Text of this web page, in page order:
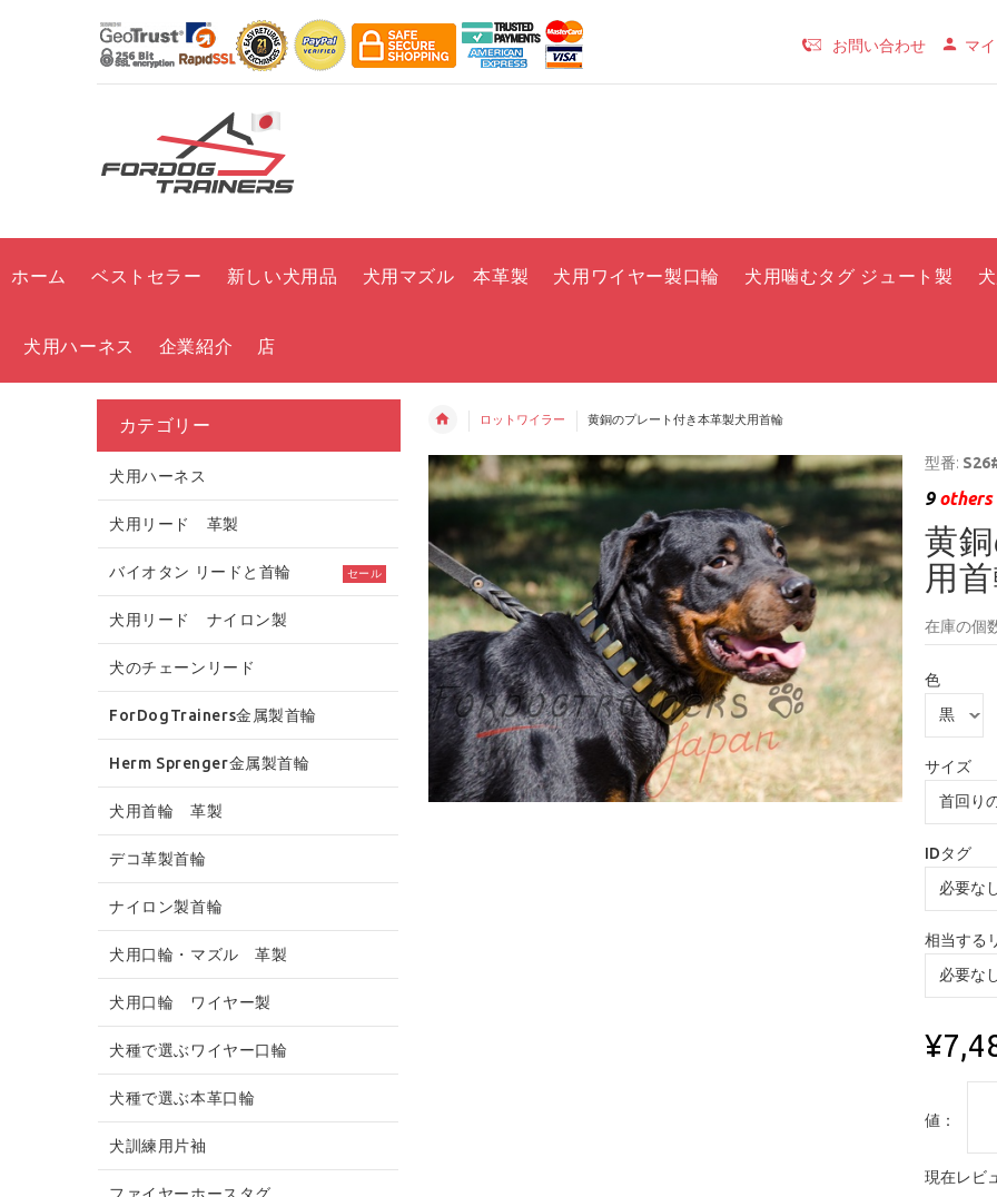
お問い合わせ マ
ホーム ベストセラー 新しい犬用品 犬用マズル 本革製 犬用ワイヤー製口輪 犬用噛むタグ ジュート製
犬用ハーネス 企業紹介 店
ロットワイラー 黄銅のプレート付き本革製犬用首輪
型番:
9others
黄
用
在庫の個
色
サイズ
IDタグ
相当する
値：
現在レビ
カテゴリー
犬用ハーネス
犬用リード 革製
バイオタン リードと首輪 セール
犬用リード ナイロン製
犬のチェーンリード
ForDogTrainers金属製首輪
Herm Sprenger金属製首輪
犬用首輪 革製
デコ革製首輪
ナイロン製首輪
犬用口輪・マズル 革製
犬用口輪 ワイヤー製
犬種で選ぶワイヤー口輪
犬種で選ぶ本革口輪
犬訓練用片袖
ファイヤーホースタグ